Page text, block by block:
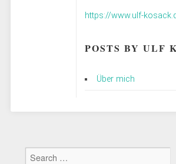
https://www.ulf-
POSTS BY ULF
Über mich